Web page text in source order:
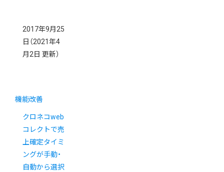
2017年9月25
日 （2021年4
月2日 更新）
機能改善
クロネコweb
コレクトで売
上確定タイミ
ングが手動・
自動から選択